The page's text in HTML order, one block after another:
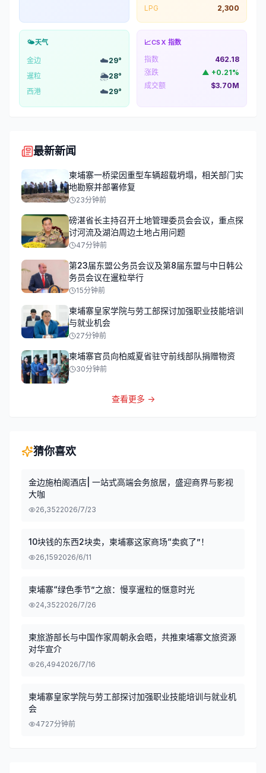
LPG
2,300
🌤️天气
金边 ☁️29°
暹粒
🌦️28°
西港
☁️29°
📈CSX 指数
指数
462.18
涨跌
▲ +0.21%
成交额
$3.70M
最新新闻
柬埔寨一桥梁因重型车辆超载坍塌，相关部门实
地勘察并部署修复
23分钟前
磅湛省长主持召开土地管理委员会会议，重点探
讨河流及湖泊周边土地占用问题
47分钟前
第23届东盟公务员会议及第8届东盟与中日韩公
务员会议在暹粒举行
15分钟前
柬埔寨皇家学院与劳工部探讨加强职业技能培训
与就业机会
27分钟前
柬埔寨官员向柏威夏省驻守前线部队捐赠物资
30分钟前
查看更多 →
猜你喜欢
金边施柏阁酒店| 一站式高端会务旅居，盛迎商界与影视
大咖
26,3522026/7/23
10块钱的东西2块卖，柬埔寨这家商场“卖疯了”！
26,1592026/6/11
柬埔寨“绿色季节”之旅：慢享暹粒的惬意时光
24,3522026/7/26
柬旅游部长与中国作家周朝永会晤，共推柬埔寨文旅资源
对华宣介
26,4942026/7/16
柬埔寨皇家学院与劳工部探讨加强职业技能培训与就业机
会
4727分钟前